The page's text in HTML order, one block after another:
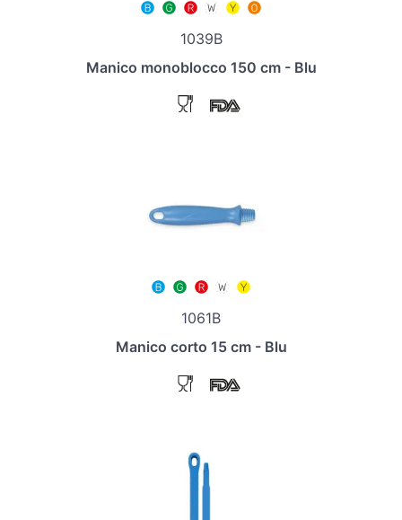
1039B
Manico monoblocco 150 cm - Blu
1061B
Manico corto 15 cm - Blu